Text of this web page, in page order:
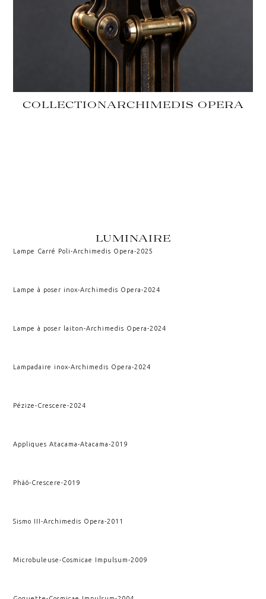
COLLECTIONARCHIMEDIS OPERA
LUMINAIRE
Lampe Carré Poli-Archimedis Opera-2025
Lampe à poser inox-Archimedis Opera-2024
Lampe à poser laiton-Archimedis Opera-2024
Lampadaire inox-Archimedis Opera-2024
Pézize-Crescere-2024
Appliques Atacama-Atacama-2019
Phàô-Crescere-2019
Sismo III-Archimedis Opera-2011
Microbuleuse-Cosmicae Impulsum-2009